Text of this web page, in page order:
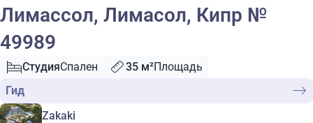
Лимассол, Лимасол, Кипр №
49989
СтудияСпален 35 м²Площадь
Гид
Zakaki